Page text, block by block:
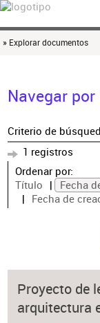
» Explorar documentos
Navegar
Criterio de
1 registros
Ordenar por:
Título
Fecha
Fecha de
Proyecto de
arquitectura